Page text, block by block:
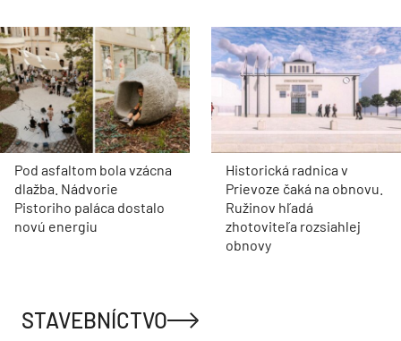
Pod asfaltom bola vzácna
dlažba. Nádvorie
Pistoriho paláca dostalo
novú energiu
Historická radnica v
Prievoze čaká na obnovu.
Ružinov hľadá
zhotoviteľa rozsiahlej
obnovy
STAVEBNÍCTVO